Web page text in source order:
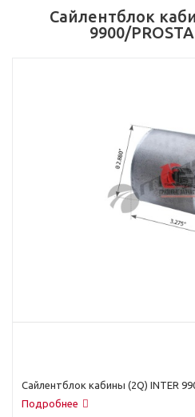
Сайлентблок
9900/
Сайлентблок кабины (2Q) INTER
Подробнее